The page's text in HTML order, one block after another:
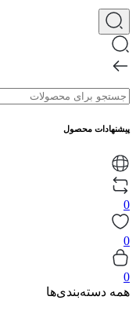
پیشنهادات محصول
0
0
0
همه دسته‌بندی‌ها